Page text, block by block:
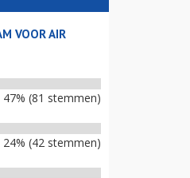
VOOR AIR
47% (81 stemmen)
24% (42 stemmen)